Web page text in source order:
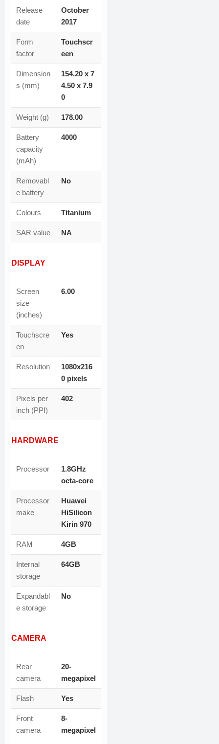
Release
date
October
2017
Form
factor
Touchscr
een
Dimension
s (mm)
154.20 x 7
4.50 x 7.9
0
Weight (g) 178.00
Battery
capacity
(mAh)
4000
Removabl
e battery
No
Colours Titanium
SAR value NA
DISPLAY
Screen
size
(inches)
6.00
Touchscre
en
Yes
Resolution
1080x216
0 pixels
Pixels per
inch (PPI)
402
HARDWARE
Processor
1.8GHz
octa-core
Processor
make
Huawei
HiSilicon
Kirin 970
RAM 4GB
Internal
storage
64GB
Expandabl
e storage
No
CAMERA
Rear
camera
20-
megapixel
Flash Yes
Front
camera
8-
megapixel